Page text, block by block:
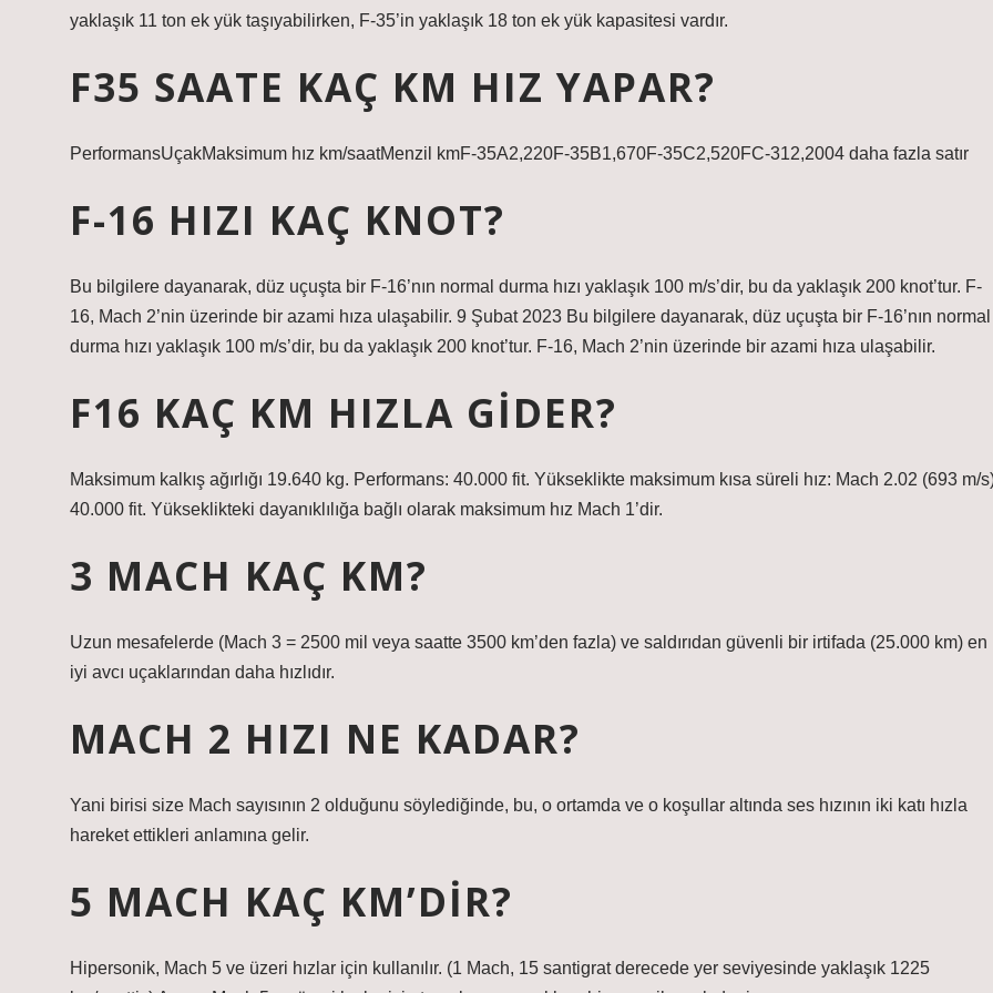
yaklaşık 11 ton ek yük taşıyabilirken, F-35’in yaklaşık 18 ton ek yük kapasitesi vardır.
F35 SAATE KAÇ KM HIZ YAPAR?
PerformansUçakMaksimum hız km/saatMenzil kmF-35A2,220F-35B1,670F-35C2,520FC-312,2004 daha fazla satır
F-16 HIZI KAÇ KNOT?
Bu bilgilere dayanarak, düz uçuşta bir F-16’nın normal durma hızı yaklaşık 100 m/s’dir, bu da yaklaşık 200 knot’tur. F-
16, Mach 2’nin üzerinde bir azami hıza ulaşabilir. 9 Şubat 2023 Bu bilgilere dayanarak, düz uçuşta bir F-16’nın normal
durma hızı yaklaşık 100 m/s’dir, bu da yaklaşık 200 knot’tur. F-16, Mach 2’nin üzerinde bir azami hıza ulaşabilir.
F16 KAÇ KM HIZLA GIDER?
Maksimum kalkış ağırlığı 19.640 kg. Performans: 40.000 fit. Yükseklikte maksimum kısa süreli hız: Mach 2.02 (693 m/
40.000 fit. Yükseklikteki dayanıklılığa bağlı olarak maksimum hız Mach 1’dir.
3 MACH KAÇ KM?
Uzun mesafelerde (Mach 3 = 2500 mil veya saatte 3500 km’den fazla) ve saldırıdan güvenli bir irtifada (25.000 km) en
iyi avcı uçaklarından daha hızlıdır.
MACH 2 HIZI NE KADAR?
Yani birisi size Mach sayısının 2 olduğunu söylediğinde, bu, o ortamda ve o koşullar altında ses hızının iki katı hızla
hareket ettikleri anlamına gelir.
5 MACH KAÇ KM’DIR?
Hipersonik, Mach 5 ve üzeri hızlar için kullanılır. (1 Mach, 15 santigrat derecede yer seviyesinde yaklaşık 1225